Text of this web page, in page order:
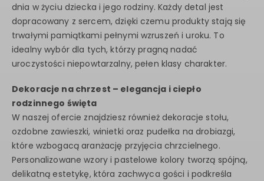
dnia w życiu dziecka i jego rodziny. Każdy detal jest
dopracowany z sercem, dzięki czemu produkty stają się
trwałymi pamiątkami pełnymi wzruszeń i uroku. To
idealny wybór dla tych, którzy pragną nadać
uroczystości niepowtarzalny, pełen klasy charakter.
Dekoracje na chrzest – elegancja i ciepło
rodzinnego święta
W naszej ofercie znajdziesz również dekoracje stołu,
ozdobne zawieszki, winietki oraz pudełka na drobiazgi,
które wzbogacą aranżację przyjęcia chrzcielnego.
Personalizowane wzory i pastelowe kolory tworzą spójną,
delikatną estetykę, która zachwyca gości i podkreśla